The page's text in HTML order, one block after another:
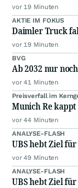
vor 19 Minuten
AKTIE IM FOKUS
Daimler Truck
vor 19 Minuten
BVG
Ab 2032 nur
vor 41 Minuten
Preisverfall im
Munich Re
vor 44 Minuten
ANALYSE-FLASH
UBS hebt Ziel
vor 49 Minuten
ANALYSE-FLASH
UBS hebt Ziel